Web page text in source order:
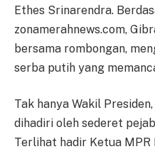
Ethes Srinarendra.
zonamerahnews.com,
bersama rombongan,
serba putih yang
Tak hanya Wakil
dihadiri oleh sederet
Terlihat hadir Ketua MPR